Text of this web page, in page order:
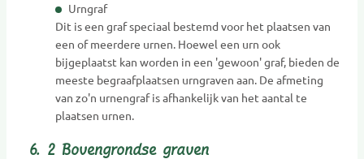
Urngraf
Dit is een graf speciaal bestemd voor het plaatsen van
een of meerdere urnen. Hoewel een urn ook
bijgeplaatst kan worden in een 'gewoon' graf, bieden de
meeste begraafplaatsen urngraven aan. De afmeting
van zo'n urnengraf is afhankelijk van het aantal te
plaatsen urnen.
6. 2 Bovengrondse graven